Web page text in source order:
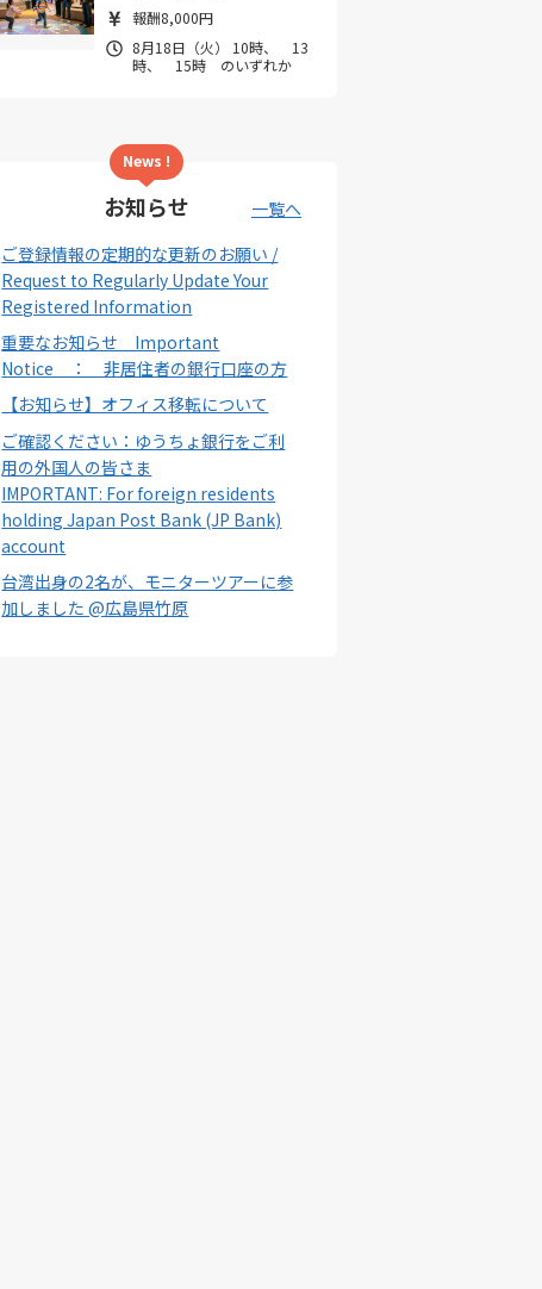
報酬8,000円
8月18日（火） 10時、 13
時、 15時 のいずれか
News !
お知らせ
一覧へ
ご登録情報の定期的な更新のお願い /
Request to Regularly Update Your
Registered Information
重要なお知らせ Important
Notice ： 非居住者の銀行口座の方
【お知らせ】オフィス移転について
ご確認ください：ゆうちょ銀行をご利
用の外国人の皆さま
IMPORTANT: For foreign residents
holding Japan Post Bank (JP Bank)
account
台湾出身の2名が、モニターツアーに参
加しました @広島県竹原